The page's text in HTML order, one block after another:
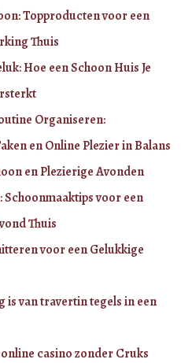
Topproducten voor een
Thuis
Hoe een Schoon Huis Je
Organiseren:
en Online Plezier in Balans
en Plezierige Avonden
Schoonmaaktips voor een
Thuis
voor een Gelukkige
is van travertin tegels in een
casino zonder Cruks